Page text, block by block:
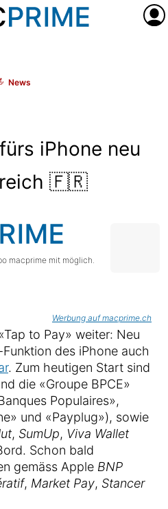
News
iPhone neu
🇫🇷
macprime mit möglich.
Werbung auf macprime.ch
to Pay» weiter: Neu
des iPhone auch
. Zum heutigen Start sind
die «Groupe BPCE»
Populaires»,
und «Payplug»), sowie
, SumUp, Viva Wallet
Schon bald
gemäss Apple BNP
, Market Pay, Stancer